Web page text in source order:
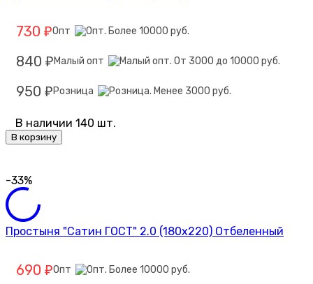
730 ₽Опт
840 ₽ Малый опт
950 ₽ Розница
В наличии 140 шт.
В корзину
-33%
Простыня "Сатин ГОСТ" 2.0 (180х220) Отбеленный
690 ₽Опт